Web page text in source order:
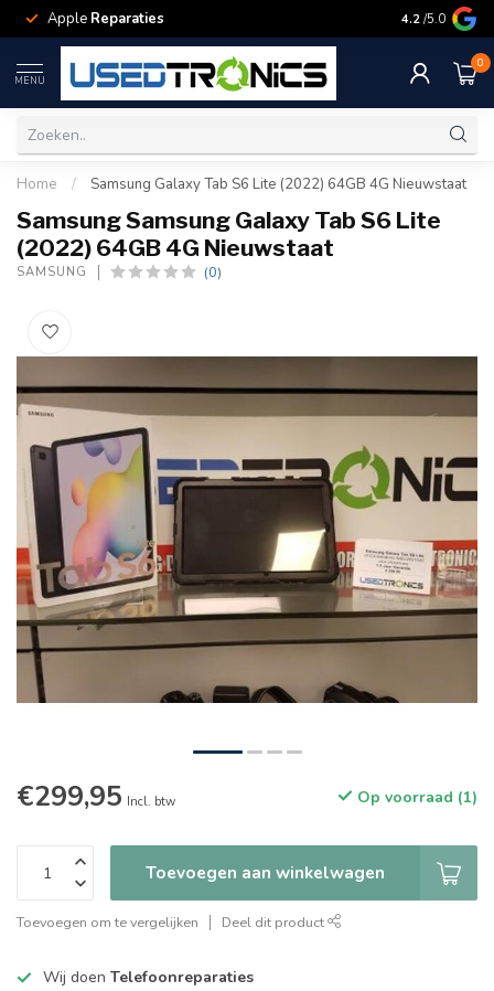
Apple Reparaties Samsung
4.2 /5.0
MENU
0
Home / Samsung Galaxy Tab S6 Lite (2022) 64GB 4G Nieuwstaat
Samsung Samsung Galaxy Tab S6 Lite
(2022) 64GB 4G Nieuwstaat
SAMSUNG (0)
€299,95 Incl. btw Op voorraad (1)
Toevoegen aan winkelwagen
Toevoegen om te vergelijken Deel dit product
Wij doen Telefoonreparaties